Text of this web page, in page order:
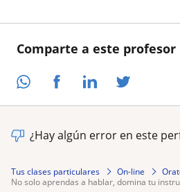
Comparte a este profesor
¿Hay algún error en este
Tus clases particulares On-line
no solo aprendas a hablar, domina tu